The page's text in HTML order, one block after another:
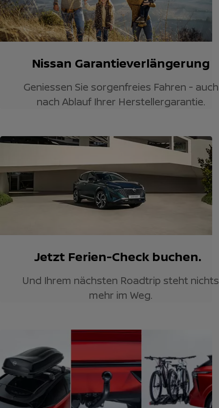
Nissan Garantieverlängerung
Geniessen Sie sorgenfreies Fahren - auch
nach Ablauf Ihrer Herstellergarantie.
Jetzt Ferien-Check buchen.
Und Ihrem nächsten Roadtrip steht nichts
mehr im Weg.